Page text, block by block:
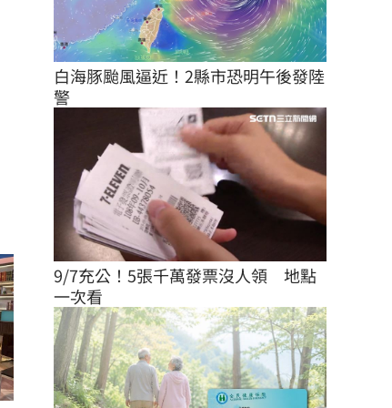
白海豚颱風逼近！2縣市恐明午後發陸
警
9/7充公！5張千萬發票沒人領　地點
一次看